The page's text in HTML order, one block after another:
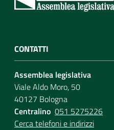
CONTATTI
Assemblea legislativa
Viale Aldo Moro, 50
40127 Bologna
Centralino 051 5275226
Cerca telefoni e indirizzi